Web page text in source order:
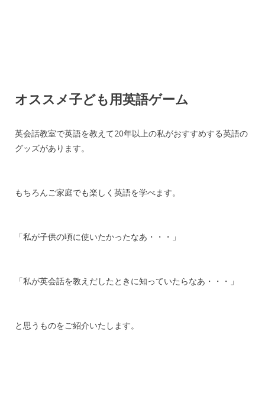
オススメ子ども用英語ゲーム
英会話教室で英語を教えて20年以上の私がおすすめする英語の
グッズがあります。
もちろんご家庭でも楽しく英語を学べます。
「私が子供の頃に使いたかったなあ・・・」
「私が英会話を教えだしたときに知っていたらなあ・・・」
と思うものをご紹介いたします。